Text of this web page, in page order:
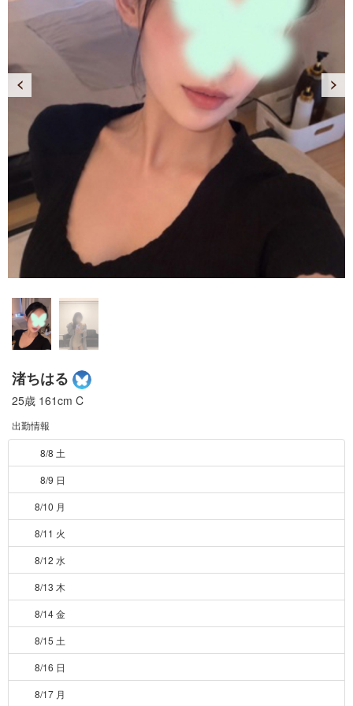
渚ちはる
25歳 161cm C
出勤情報
8/8 土
8/9 日
8/10 月
8/11 火
8/12 水
8/13 木
8/14 金
8/15 土
8/16 日
8/17 月